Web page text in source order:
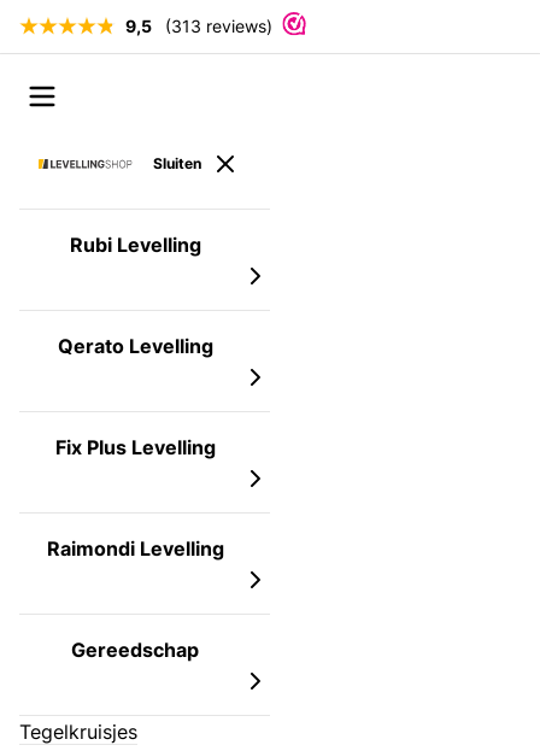
9,5 (313 reviews)
Open menu
Sluiten
Rubi Levelling
Qerato Levelling
Fix Plus Levelling
Raimondi Levelling
Gereedschap
Tegelkruisjes